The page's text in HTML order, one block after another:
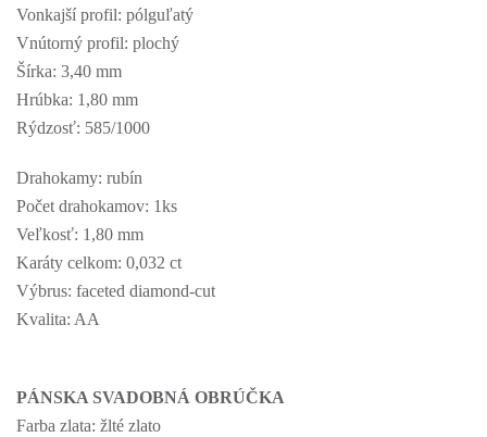
Vonkajší profil: pólguľatý
Vnútorný profil: plochý
Šírka: 3,40 mm
Hrúbka: 1,80 mm
Rýdzosť: 585/1000
Drahokamy: rubín
Počet drahokamov: 1ks
Veľkosť: 1,80 mm
Karáty celkom: 0,032 ct
Výbrus: faceted diamond-cut
Kvalita: AA
PÁNSKA SVADOBNÁ OBRÚČKA
Farba zlata: žlté zlato